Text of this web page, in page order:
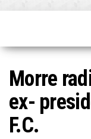
Morre
ex-
F.C.